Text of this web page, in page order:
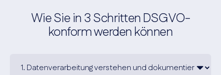
Wie Sie in 3 Schritten DSGVO-
konform werden können